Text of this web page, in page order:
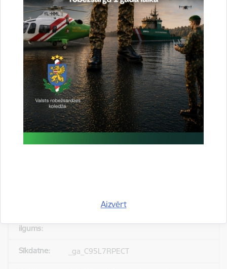
Aizvērt
pakalpojumus)
Izmanto Google Analytics, lai samazinātu
pieprasījuma līmeni.
1 minūte
_gid
Statistikas sīkdatnes (nepieciešamas, lai
uzlabotu vietnes darbību un
pakalpojumus)
_ga_C95L7RPECT